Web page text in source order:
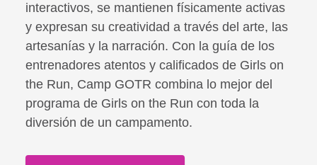
interactivos, se mantienen físicamente activas
y expresan su creatividad a través del arte, las
artesanías y la narración. Con la guía de los
entrenadores atentos y calificados de Girls on
the Run, Camp GOTR combina lo mejor del
programa de Girls on the Run con toda la
diversión de un campamento.